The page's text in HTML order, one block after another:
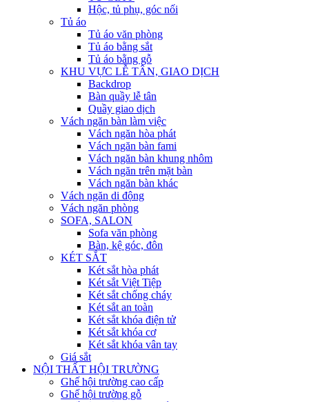
Hộc, tủ phụ, góc nối
Tủ áo
Tủ áo văn phòng
Tủ áo bằng sắt
Tủ áo bằng gỗ
KHU VỰC LỄ TÂN, GIAO DỊCH
Backdrop
Bàn quầy lễ tân
Quầy giao dịch
Vách ngăn bàn làm việc
Vách ngăn hòa phát
Vách ngăn bàn fami
Vách ngăn bàn khung nhôm
Vách ngăn trên mặt bàn
Vách ngăn bàn khác
Vách ngăn di động
Vách ngăn phòng
SOFA, SALON
Sofa văn phòng
Bàn, kệ góc, đôn
KÉT SẮT
Két sắt hòa phát
Két sắt Việt Tiệp
Két sắt chống cháy
Két sắt an toàn
Két sắt khóa điện tử
Két sắt khóa cơ
Két sắt khóa vân tay
Giá sắt
NỘI THẤT HỘI TRƯỜNG
Ghế hội trường cao cấp
Ghế hội trường gỗ